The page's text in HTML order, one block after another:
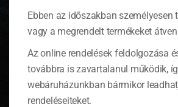
3 490Ft Original
price
3
490 Ft.
1 745Ft
Ebben az időszakban személyesen
vagy a megrendelt termékeket
Az online rendelések feldolgozása
továbbra is zavartalanul működik,
webáruházunkban bármikor
rendeléseiteket.